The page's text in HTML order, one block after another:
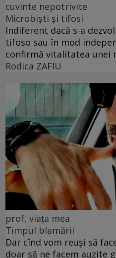
cuvinte nepotrivite
Microbiști și tifosi
Indiferent dacă s-a
tifoso sau în mod
confirmă vitalitatea unei
Rodica ZAFIU
prof, viața mea
Timpul blamării
Dar cînd vom reuși să
doar să ne facem auzite